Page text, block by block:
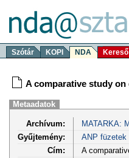
Szótár KOPI NDA Kereső
A comparative study
Metaadatok
Archívum:
MATARKA:
Gyűjtemény:
ANP füzetek
Cím:
A